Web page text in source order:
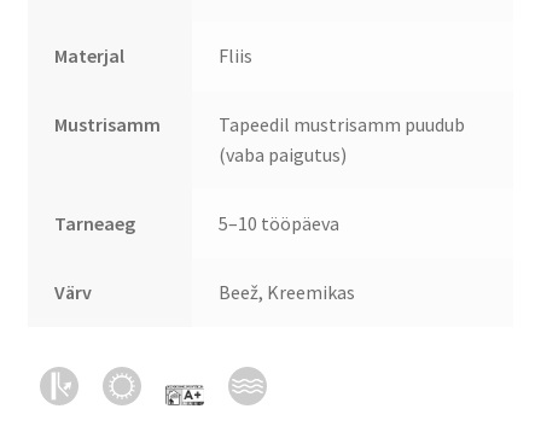
Materjal Fliis
Mustrisamm
Tapeedil mustrisamm puudub
(vaba paigutus)
Tarneaeg 5–10 tööpäeva
Värv Beež, Kreemikas